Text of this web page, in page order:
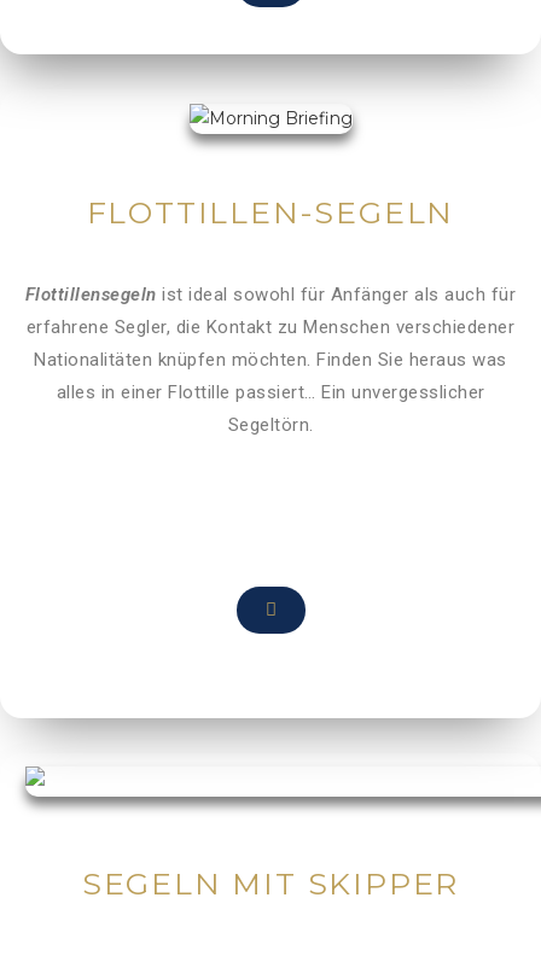
FLOTTILLEN-SEGELN
Flottillensegeln ist ideal sowohl für Anfänger als auch für
erfahrene Segler, die Kontakt zu Menschen verschiedener
Nationalitäten knüpfen möchten. Finden Sie heraus was
alles in einer Flottille passiert… Ein unvergesslicher
Segeltörn.
SEGELN MIT SKIPPER